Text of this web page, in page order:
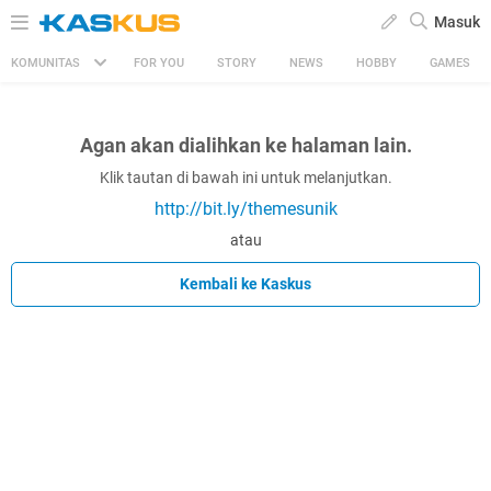
Masuk
KOMUNITAS FOR YOU STORY NEWS HOBBY GAMES
Agan akan dialihkan ke halaman lain.
Klik tautan di bawah ini untuk melanjutkan.
http://bit.ly/themesunik
atau
Kembali ke Kaskus